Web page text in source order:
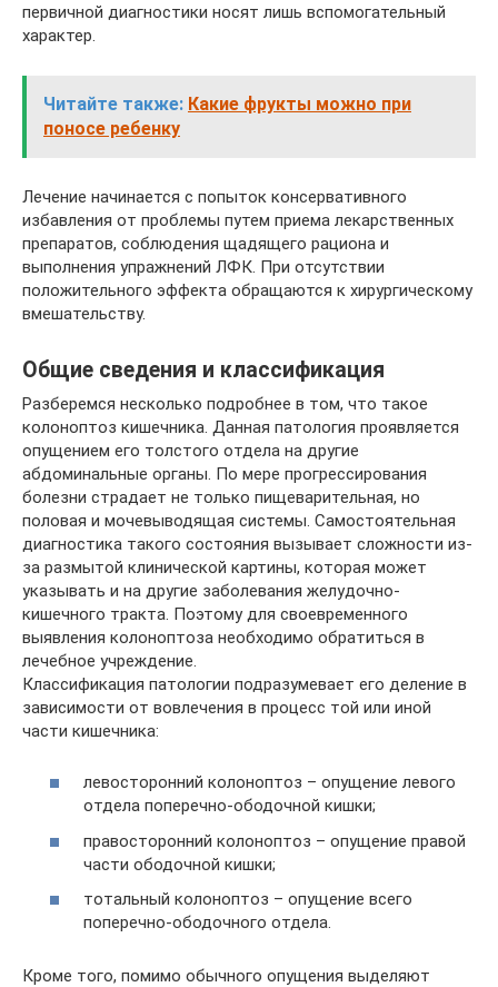
первичной диагностики носят лишь вспомогательный
характер.
Читайте также: Какие фрукты можно при
поносе ребенку
Лечение начинается с попыток консервативного
избавления от проблемы путем приема лекарственных
препаратов, соблюдения щадящего рациона и
выполнения упражнений ЛФК. При отсутствии
положительного эффекта обращаются к хирургическому
вмешательству.
Общие сведения и классификация
Разберемся несколько подробнее в том, что такое
колоноптоз кишечника. Данная патология проявляется
опущением его толстого отдела на другие
абдоминальные органы. По мере прогрессирования
болезни страдает не только пищеварительная, но
половая и мочевыводящая системы. Самостоятельная
диагностика такого состояния вызывает сложности из-
за размытой клинической картины, которая может
указывать и на другие заболевания желудочно-
кишечного тракта. Поэтому для своевременного
выявления колоноптоза необходимо обратиться в
лечебное учреждение.
Классификация патологии подразумевает его деление в
зависимости от вовлечения в процесс той или иной
части кишечника:
левосторонний колоноптоз – опущение левого
отдела поперечно-ободочной кишки;
правосторонний колоноптоз – опущение правой
части ободочной кишки;
тотальный колоноптоз – опущение всего
поперечно-ободочного отдела.
Кроме того, помимо обычного опущения выделяют